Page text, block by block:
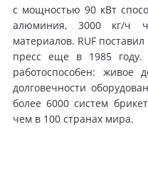
с мощностью 90 кВт
алюминия, 3000 кг/ч
материалов. RUF
пресс еще в 1985
работоспособен: живое
долговечности
более 6000 систем
чем в 100 странах мира.